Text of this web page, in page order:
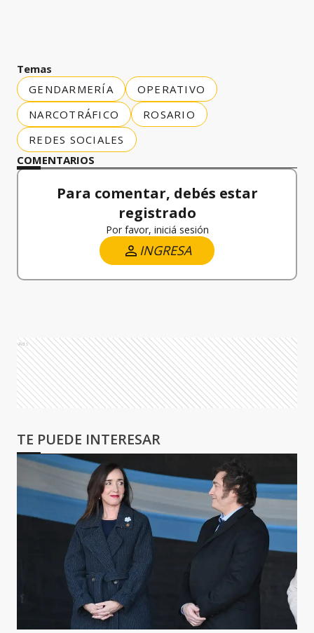
Temas
GENDARMERÍA
OPERATIVO
NARCOTRÁFICO
ROSARIO
REDES SOCIALES
COMENTARIOS
Para comentar, debés estar
registrado
Por favor, iniciá sesión
INGRESA
Ads
TE PUEDE INTERESAR